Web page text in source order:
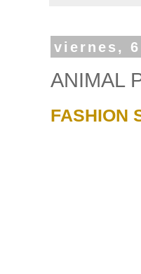
viernes,
ANIMAL
FASHION